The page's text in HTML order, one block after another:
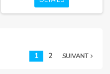
1
2 SUIVANTnavigate_next